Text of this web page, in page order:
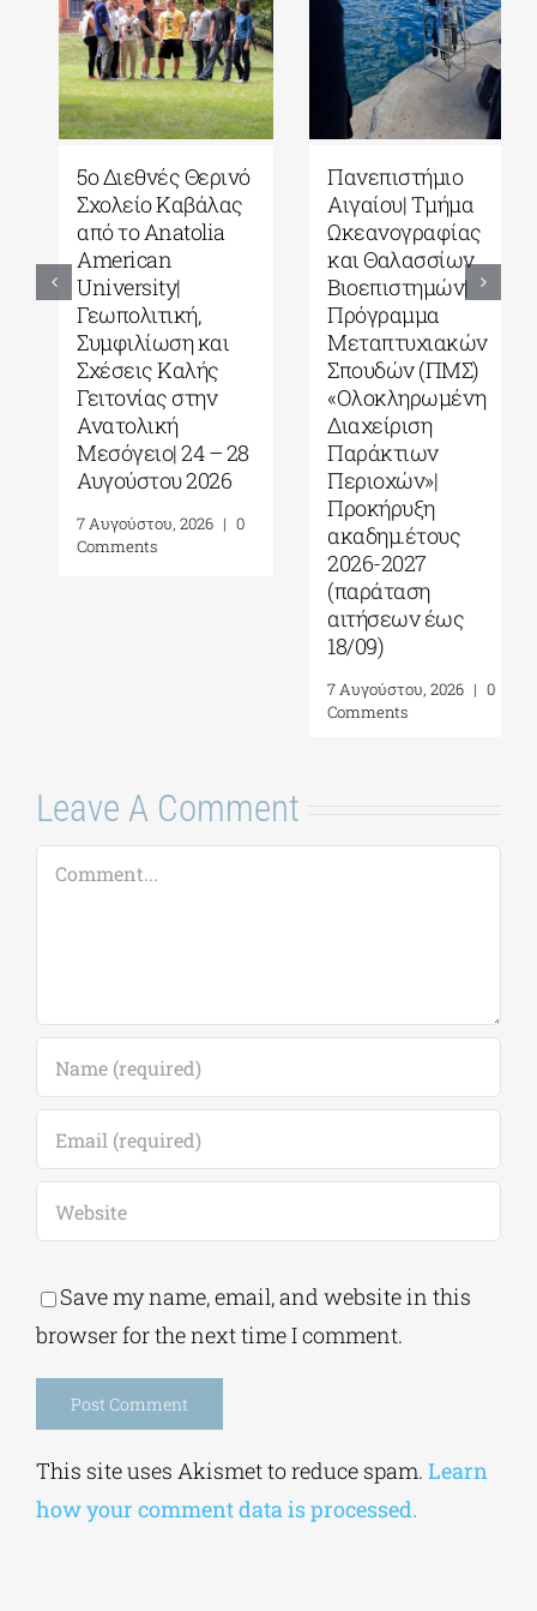
5ο Διεθνές Θερινό
Σχολείο Καβάλας
από το Αnatolia
American
University|
Γεωπολιτική,
Συμφιλίωση και
Σχέσεις Καλής
Γειτονίας στην
Ανατολική
Μεσόγειο| 24 – 28
Αυγούστου 2026
7 Αυγούστου, 2026 |
Comments
Πανεπιστήμιο
Αιγαίου| Τμήμα
Ωκεανογραφίας
και Θαλασσίων
Βιοεπιστημών|
Πρόγραμμα
Μεταπτυχιακών
Σπουδών (ΠΜΣ)
«Ολοκληρωμένη
Διαχείριση
Παράκτιων
Περιοχών»|
Προκήρυξη
ακαδημ.έτους
2026-2027
(παράταση
αιτήσεων έως
18/09)
7 Αυγούστου, 2026 |
Comments
Leave A Comment
Comment
Save my name, email, and website in this
browser for the next time I comment.
Alternative:
This site uses Akismet to reduce spam. Learn
how your comment data is processed.